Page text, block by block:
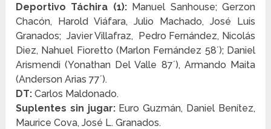
Deportivo Táchira (1):Manuel Sanhouse; Gerzon
Chacón, Harold Viáfara, Julio Machado, José Luis
Granados; Javier Villafraz, Pedro Fernández, Nicolás
Diez, Nahuel Fioretto (Marlon Fernández 58´); Daniel
Arismendi (Yonathan Del Valle 87´), Armando Maita
(Anderson Arias 77´).
DT: Carlos Maldonado.
Suplentes sin jugar:Euro Guzmán, Daniel Benítez,
Maurice Cova, José L. Granados.